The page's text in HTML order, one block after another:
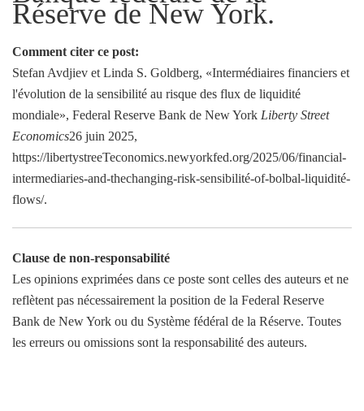
Réserve de New York.
Comment citer ce post:
Stefan Avdjiev et Linda S. Goldberg, «Intermédiaires financiers et
l'évolution de la sensibilité au risque des flux de liquidité
mondiale», Federal Reserve Bank de New York Liberty Street
Economics26 juin 2025,
https://libertystreeTeconomics.newyorkfed.org/2025/06/financial-
intermediaries-and-thechanging-risk-sensibilité-of-bolbal-liquidité-
flows/.
Clause de non-responsabilité
Les opinions exprimées dans ce poste sont celles des auteurs et ne
reflètent pas nécessairement la position de la Federal Reserve
Bank de New York ou du Système fédéral de la Réserve. Toutes
les erreurs ou omissions sont la responsabilité des auteurs.